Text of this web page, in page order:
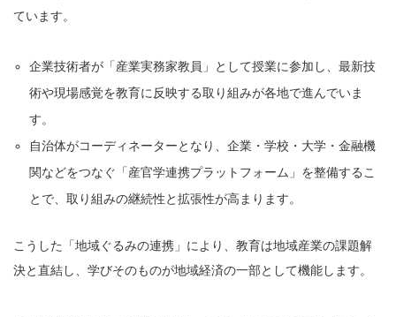
ています。
企業技術者が「産業実務家教員」として授業に参加し、最新技
術や現場感覚を教育に反映する取り組みが各地で進んでいま
す。
自治体がコーディネーターとなり、企業・学校・大学・金融機
関などをつなぐ「産官学連携プラットフォーム」を整備するこ
とで、取り組みの継続性と拡張性が高まります。
こうした「地域ぐるみの連携」により、教育は地域産業の課題解
決と直結し、学びそのものが地域経済の一部として機能します。